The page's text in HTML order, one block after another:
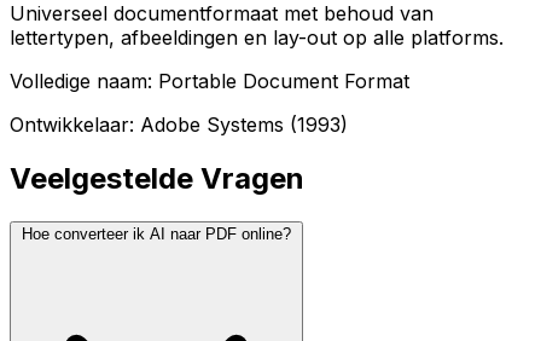
Universeel documentformaat met behoud van
lettertypen, afbeeldingen en lay-out op alle platforms.
Volledige naam: Portable Document Format
Ontwikkelaar: Adobe Systems (1993)
Veelgestelde Vragen
Hoe converteer ik AI naar PDF online?